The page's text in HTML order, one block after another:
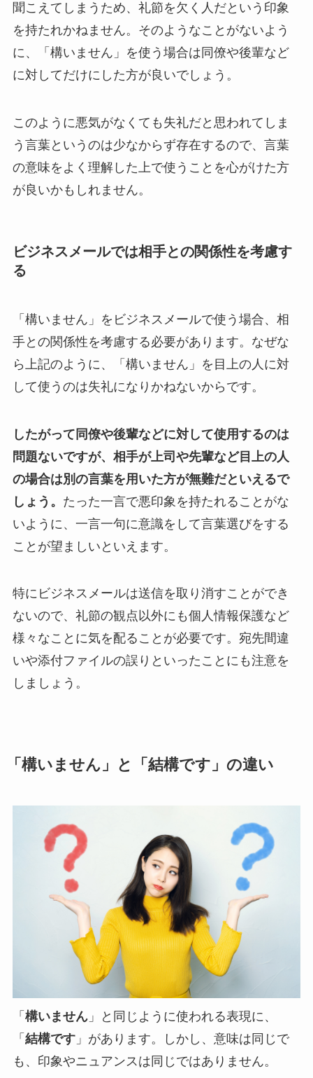
聞こえてしまうため、礼節を欠く人だという印象
を持たれかねません。そのようなことがないよう
に、「構いません」を使う場合は同僚や後輩など
に対してだけにした方が良いでしょう。
このように悪気がなくても失礼だと思われてしま
う言葉というのは少なからず存在するので、言葉
の意味をよく理解した上で使うことを心がけた方
が良いかもしれません。
ビジネスメールでは相手との関係性を考慮す
る
「構いません」をビジネスメールで使う場合、相
手との関係性を考慮する必要があります。なぜな
ら上記のように、「構いません」を目上の人に対
して使うのは失礼になりかねないからです。
したがって同僚や後輩などに対して使用するのは
問題ないですが、相手が上司や先輩など目上の人
の場合は別の言葉を用いた方が無難だといえるで
しょう。 たった一言で悪印象を持たれることがな
いように、一言一句に意識をして言葉選びをする
ことが望ましいといえます。
特にビジネスメールは送信を取り消すことができ
ないので、礼節の観点以外にも個人情報保護など
様々なことに気を配ることが必要です。宛先間違
いや添付ファイルの誤りといったことにも注意を
しましょう。
「構いません」と「結構です」の違い
「 構いません」と同じように使われる表現に、
「 結構です」があります。しかし、意味は同じで
も、印象やニュアンスは同じではありません。